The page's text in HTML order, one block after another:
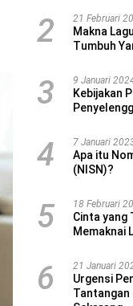
2 21 Februari
Makna
Tumbuh
3 9 Januari
Kebijakan
4 7 Januari
Apa itu
(NISN)?
5 18 Februari
Cinta yang
Memaknai
6 21 Januari
Urgensi
Tantangan